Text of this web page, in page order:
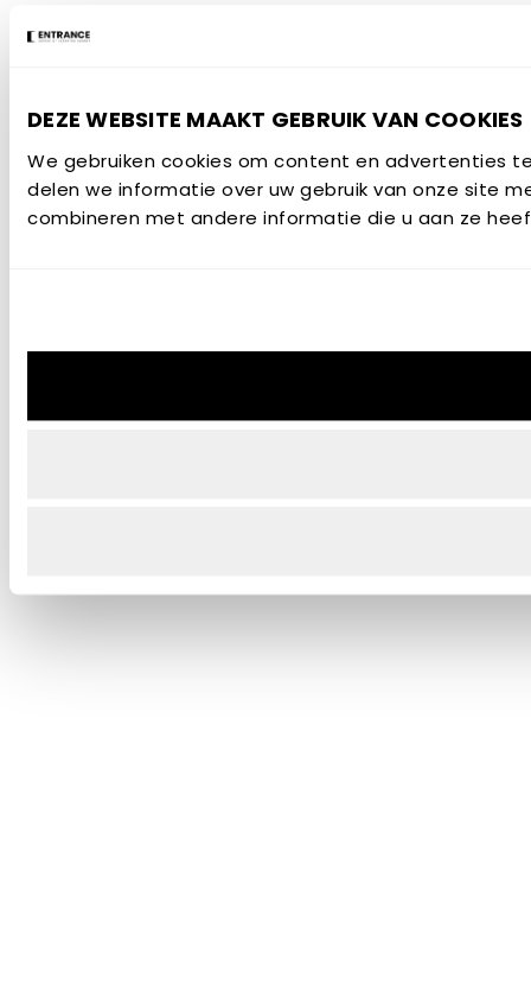
DEZE WEBSITE MAAKT GEBRUIK VAN COOKIES
We gebruiken cookies om content en advertenties
delen we informatie over uw gebruik van onze site
combineren met andere informatie die u aan ze